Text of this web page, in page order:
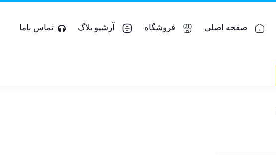
صفحه اصلی فروشگاه آرشیو بلاگ تماس باما